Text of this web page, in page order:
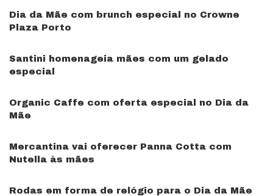
Dia da Mãe com brunch especial no Crowne
Plaza Porto
Santini homenageia mães com um gelado
especial
Organic Caffe com oferta especial no Dia da
Mãe
Mercantina vai oferecer Panna Cotta com
Nutella às mães
Rodas em forma de relógio para o Dia da Mãe